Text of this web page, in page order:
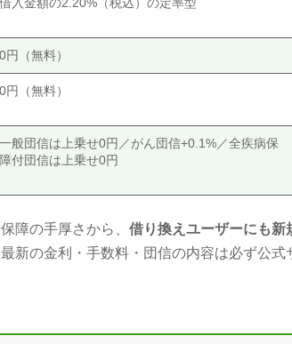
借入金額の2.20%（税込）の定率型
0円（無料）
0円（無料）
一般団信は上乗せ0円／がん団信+0.1%／全疾病保
障付団信は上乗せ0円
障の手厚さから、 借り換えユーザーにも新
新の金利・手数料・団信の内容は必ず公式